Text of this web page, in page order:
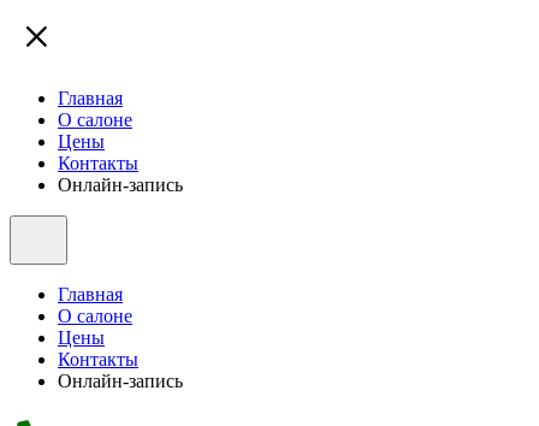
Главная
О салоне
Цены
Контакты
Онлайн-запись
Главная
О салоне
Цены
Контакты
Онлайн-запись